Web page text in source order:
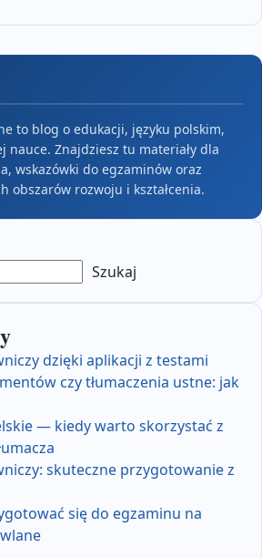
to blog o edukacji, języku polskim,
nauce. Znajdziesz tu materiały dla
wskazówki do egzaminów oraz
obszarów rozwoju i kształcenia.
Szukaj
dzięki aplikacji z testami
czy tłumaczenia ustne: jak
— kiedy warto skorzystać z
skuteczne przygotowanie z
się do egzaminu na